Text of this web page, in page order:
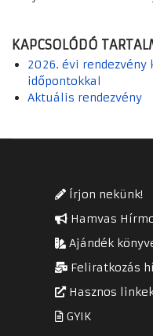
KAPCSOLÓDÓ
2026. évi
időpontokkal
Aktuális rendezvény
Írjon nekünk!
Hamvas
Ajándék
Feliratkozás
Hasznos
GYIK